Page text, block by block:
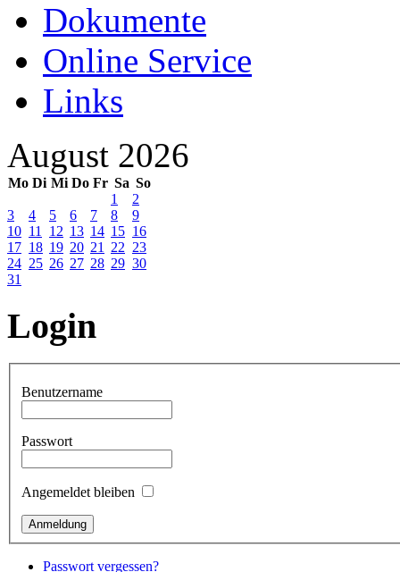
Dokumente
Online Service
Links
August 2026
Mo Di Mi Do Fr Sa So
1
2
3
4 5 6 7 8
9
10 11 12 13 14 15 16
17 18 19 20 21 22 23
24 25 26 27 28 29 30
31
Login
Benutzername
Passwort
Angemeldet bleiben
Passwort vergessen?